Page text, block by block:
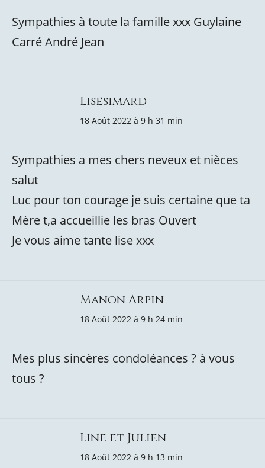
Sympathies à toute la famille xxx Guylaine
Carré André Jean
Lisesimard
18 Août 2022 à 9 h 31 min
Sympathies a mes chers neveux et nièces
salut
Luc pour ton courage je suis certaine que ta
Mère t,a accueillie les bras Ouvert
Je vous aime tante lise xxx
Manon Arpin
18 Août 2022 à 9 h 24 min
Mes plus sincères condoléances ? à vous
tous ?
Line et Julien
18 Août 2022 à 9 h 13 min